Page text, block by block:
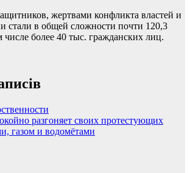
жертвами конфликта властей и
стали в общей сложности почти 120,3
числе более 40 тыс. гражданских лиц.
разгоняет своих протестующих
газом и водомётами